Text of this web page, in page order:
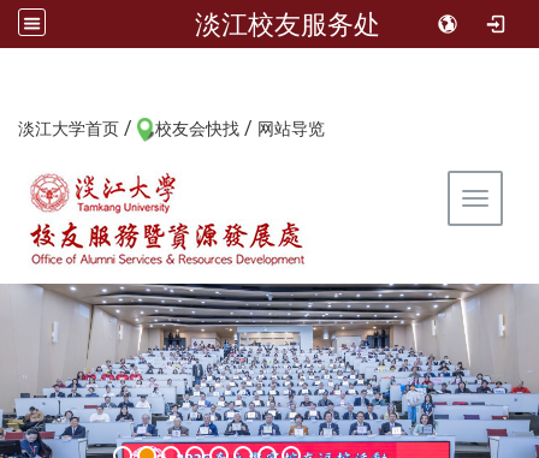
淡江校友服务处
淡江大学首页 / 校友会快找 / 网站导览
Toggle